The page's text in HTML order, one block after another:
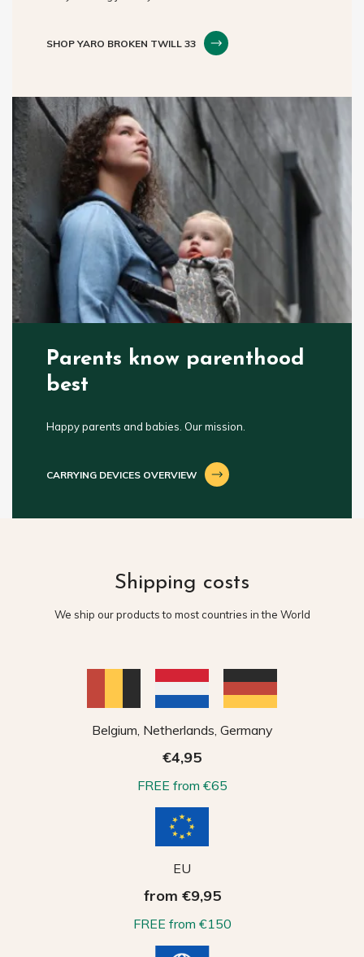
SHOP YARO BROKEN TWILL 33
Parents know parenthood
best
Happy parents and babies. Our mission.
CARRYING DEVICES OVERVIEW
Shipping costs
We ship our products to most countries in the World
Belgium, Netherlands, Germany
€4,95
FREE from €65
EU
from €9,95
FREE from €150